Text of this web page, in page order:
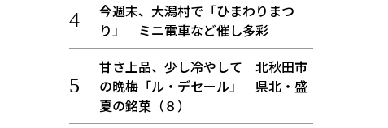
今週末、大潟村で「ひまわりまつ
り」 ミニ電車など催し多彩
甘さ上品、少し冷やして 北秋田市
の晩梅「ル・デセール」 県北・盛
夏の銘菓（８）